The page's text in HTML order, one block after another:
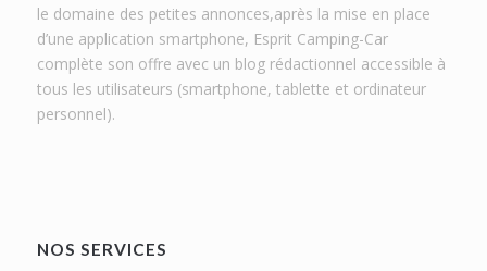
le domaine des petites annonces,après la mise en place
d’une application smartphone, Esprit Camping-Car
complète son offre avec un blog rédactionnel accessible à
tous les utilisateurs (smartphone, tablette et ordinateur
personnel).
NOS SERVICES